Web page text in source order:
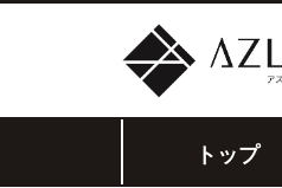
トップ